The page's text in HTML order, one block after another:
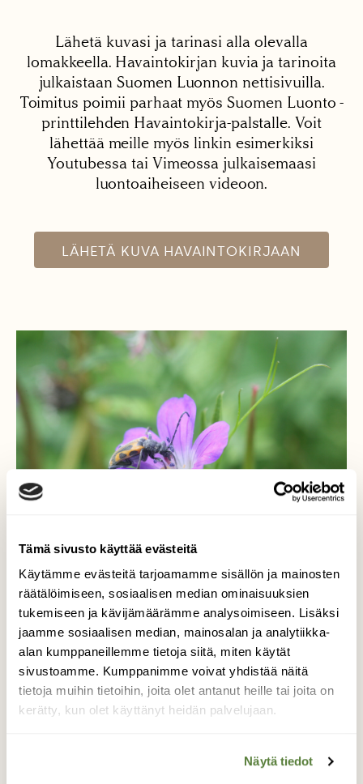
Tämä sivusto käyttää evästeitä
Käytämme evästeitä tarjoamamme sisällön ja mainosten
räätälöimiseen, sosiaalisen median ominaisuuksien
tukemiseen ja kävijämäärämme analysoimiseen. Lisäksi
jaamme sosiaalisen median, mainosalan ja analytiikka-
alan kumppaneillemme tietoja siitä, miten käytät
sivustoamme. Kumppanimme voivat yhdistää näitä
tietoja muihin tietoihin, joita olet antanut heille tai joita on
kerätty, kun olet käyttänyt heidän palvelujaan.
Näytä tiedot
Lähetä kuvasi ja tarinasi alla olevalla
lomakkeella. Havaintokirjan kuvia ja tarinoita
julkaistaan Suomen Luonnon nettisivuilla.
Toimitus poimii parhaat myös Suomen Luonto -
printtilehden Havaintokirja-palstalle. Voit
lähettää meille myös linkin esimerkiksi
Youtubessa tai Vimeossa julkaisemaasi
luontoaiheiseen videoon.
LÄHETÄ KUVA HAVAINTOKIRJAAN
Juomujäärä
Juomujäärä aattoiltana metsäkurjenpolven
kukalla
Valokuvaaja: Kaarlo Asikainen, Iisalmi, Varpanen